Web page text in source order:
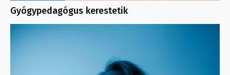
Gyógypedagógus kerestetik